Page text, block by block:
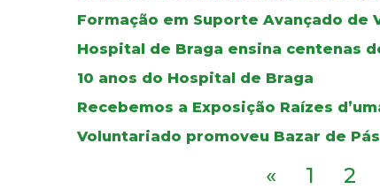
Formação em Suporte Avançado de
Hospital de Braga ensina centenas
10 anos do Hospital de Braga
Recebemos a Exposição Raízes
Voluntariado promoveu Bazar de
« 1 2